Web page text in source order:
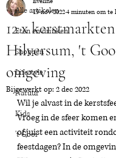
Alle artikelen
Eten en drinken
Shoppen
Lifestyle
Natuur
Kids
't Gooi
12 x
Hilversum, 't
omgeving
19 nov 20224 minuten om te
Bijgewerkt op: 2 dec 2022
Wil je alvast in de
Vroeg in de sfeer komen
of juist een activiteit
feestdagen? In de